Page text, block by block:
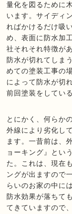
量化を図るために
います。サイディ
ればかけるだけ吸
め、表面に防水加
社それそれ特徴が
防水が切れてしま
めての塗装工事の
によって防水が切
前回塗装をしてい
とにかく、何らか
外線により劣化し
ます。一昔前は、
ョーキング』とい
た。これは、現在
ングが出ますので
らいのお家の中に
防水効果が落ちて
てきていますので